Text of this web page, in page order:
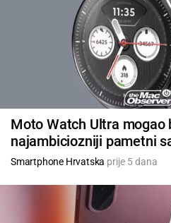
Moto Watch Ultra
najambiciozniji pametni
Smartphone Hrvatska prije 5 dana